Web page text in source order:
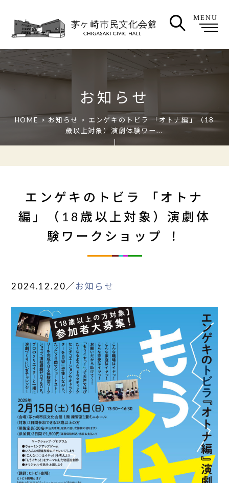
MENU
お知らせ
HOME > お知らせ > エンゲキのトビラ 「オトナ編」（18
歳以上対象）演劇体験ワー...
エンゲキのトビラ 「オトナ
編」（18歳以上対象）演劇体
験ワークショップ ！
2024.12.20／ お知らせ